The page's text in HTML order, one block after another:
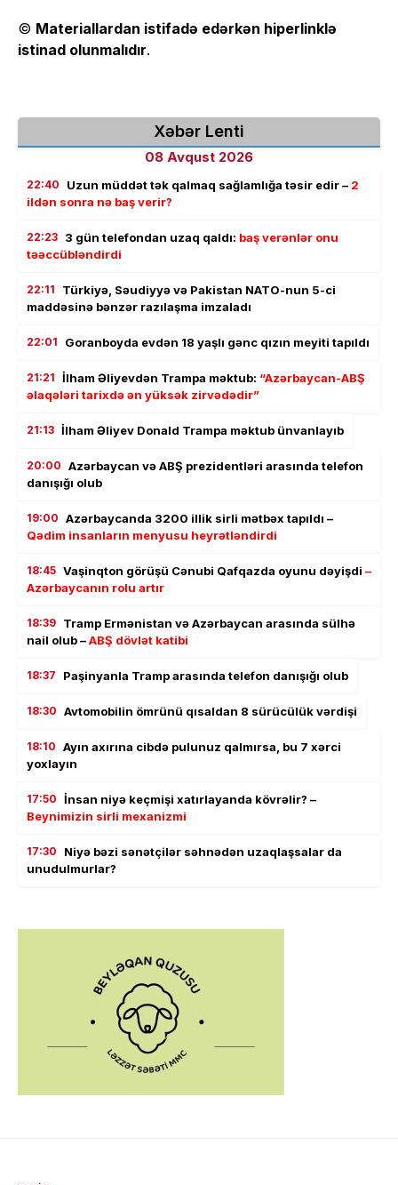
© Materiallardan istifadə edərkən hiperlinklə
istinad olunmalıdır.
Xəbər Lenti
08 Avqust 2026
22:40 Uzun müddət tək qalmaq sağlamlığa təsir edir – 2
ildən sonra nə baş verir?
22:23 3 gün telefondan uzaq qaldı: baş verənlər onu
təəccübləndirdi
22:11
Türkiyə, Səudiyyə və Pakistan NATO-nun 5-ci
maddəsinə bənzər razılaşma imzaladı
22:01 Goranboyda evdən 18 yaşlı gənc qızın meyiti tapıldı
21:21 İlham Əliyevdən Trampa məktub: “Azərbaycan-ABŞ
əlaqələri tarixdə ən yüksək zirvədədir”
21:13 İlham Əliyev Donald Trampa məktub ünvanlayıb
20:00 Azərbaycan və ABŞ prezidentləri arasında telefon
danışığı olub
19:00 Azərbaycanda 3200 illik sirli mətbəx tapıldı –
Qədim insanların menyusu heyrətləndirdi
18:45 Vaşinqton görüşü Cənubi Qafqazda oyunu dəyişdi –
Azərbaycanın rolu artır
18:39 Tramp Ermənistan və Azərbaycan arasında sülhə
nail olub –ABŞ dövlət katibi
18:37 Paşinyanla Tramp arasında telefon danışığı olub
18:30 Avtomobilin ömrünü qısaldan 8 sürücülük vərdişi
18:10 Ayın axırına cibdə pulunuz qalmırsa, bu 7 xərci
yoxlayın
17:50 İnsan niyə keçmişi xatırlayanda kövrəlir? –
Beynimizin sirli mexanizmi
17:30
Niyə bəzi sənətçilər səhnədən uzaqlaşsalar da
unudulmurlar?